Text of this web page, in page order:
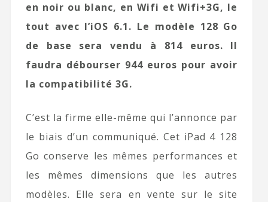
en noir ou blanc, en Wifi et Wifi+3G, le
tout avec l’iOS 6.1. Le modèle 128 Go
de base sera vendu à 814 euros. Il
faudra débourser 944 euros pour avoir
la compatibilité 3G.
C’est la firme elle-même qui l’annonce par
le biais d’un communiqué. Cet iPad 4 128
Go conserve les mêmes performances et
les mêmes dimensions que les autres
modèles. Elle sera en vente sur le site